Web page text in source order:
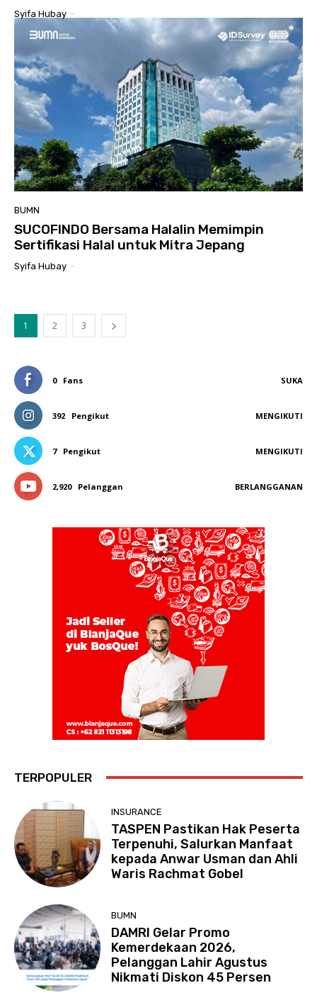
Syifa Hubay -
BUMN
SUCOFINDO Bersama Halalin Memimpin
Sertifikasi Halal untuk Mitra Jepang
Syifa Hubay -
1 2 3
0 Fans SUKA
392 Pengikut MENGIKUTI
7 Pengikut MENGIKUTI
2,920 Pelanggan BERLANGGANAN
TERPOPULER
INSURANCE
TASPEN Pastikan Hak Peserta
Terpenuhi, Salurkan Manfaat
kepada Anwar Usman dan Ahli
Waris Rachmat Gobel
BUMN
DAMRI Gelar Promo
Kemerdekaan 2026,
Pelanggan Lahir Agustus
Nikmati Diskon 45 Persen